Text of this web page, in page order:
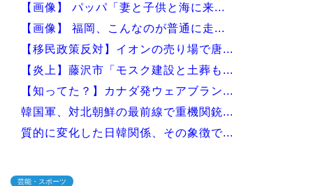
【画像】 パッパ「妻と子供と海に来...
【画像】 福岡、こんなのが普通に走...
【移民政策反対】イオンの売り場で唐...
【炎上】藤沢市「モスク建設と土葬も...
【知ってた？】カナダ発ウェアブラン...
韓国軍、対北朝鮮の最前線で重機関銃...
質的に変化した日韓関係、その象徴で...
芸能・スポーツ